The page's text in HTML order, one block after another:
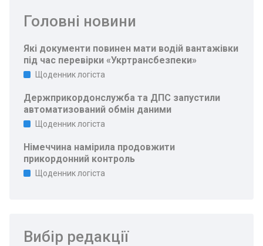
Головні новини
Які документи повинен мати водій вантажівки
під час перевірки «Укртрансбезпеки»
Щоденник логіста
Держприкордонслужба та ДПС запустили
автоматизований обмін даними
Щоденник логіста
Німеччина намірила продовжити
прикордонний контроль
Щоденник логіста
Вибір редакції